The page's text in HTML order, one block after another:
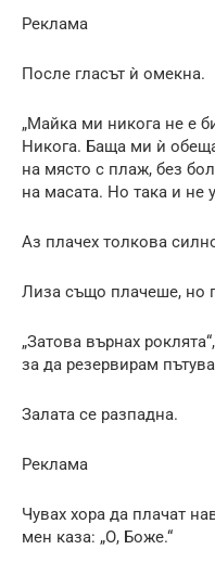
Реклама
После гласът ѝ омекна.
„Майка ми никога не е
Никога. Баща ми ѝ
на място с плаж, без
на масата. Но така и не
Аз плачех толкова
Лиза също плачеше, но
„Затова върнах
за да резервирам
Залата се разпадна.
Реклама
Чувах хора да плачат
мен каза: „О, Боже.“